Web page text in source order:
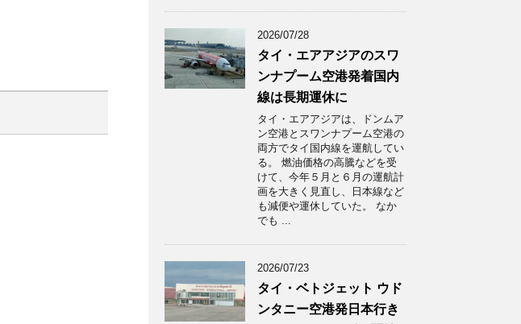
2026/07/28
タイ・エアアジアのスワ
ンナプーム空港発着国内
線は長期運休に
タイ・エアアジアは、ドンムア
ン空港とスワンナプーム空港の
両方でタイ国内線を運航してい
る。 燃油価格の高騰などを受
けて、今年５月と６月の運航計
画を大きく見直し、日本線など
も減便や運休していた。 なか
でも ...
2026/07/23
タイ・ベトジェット ウド
ンタニー空港発日本行き